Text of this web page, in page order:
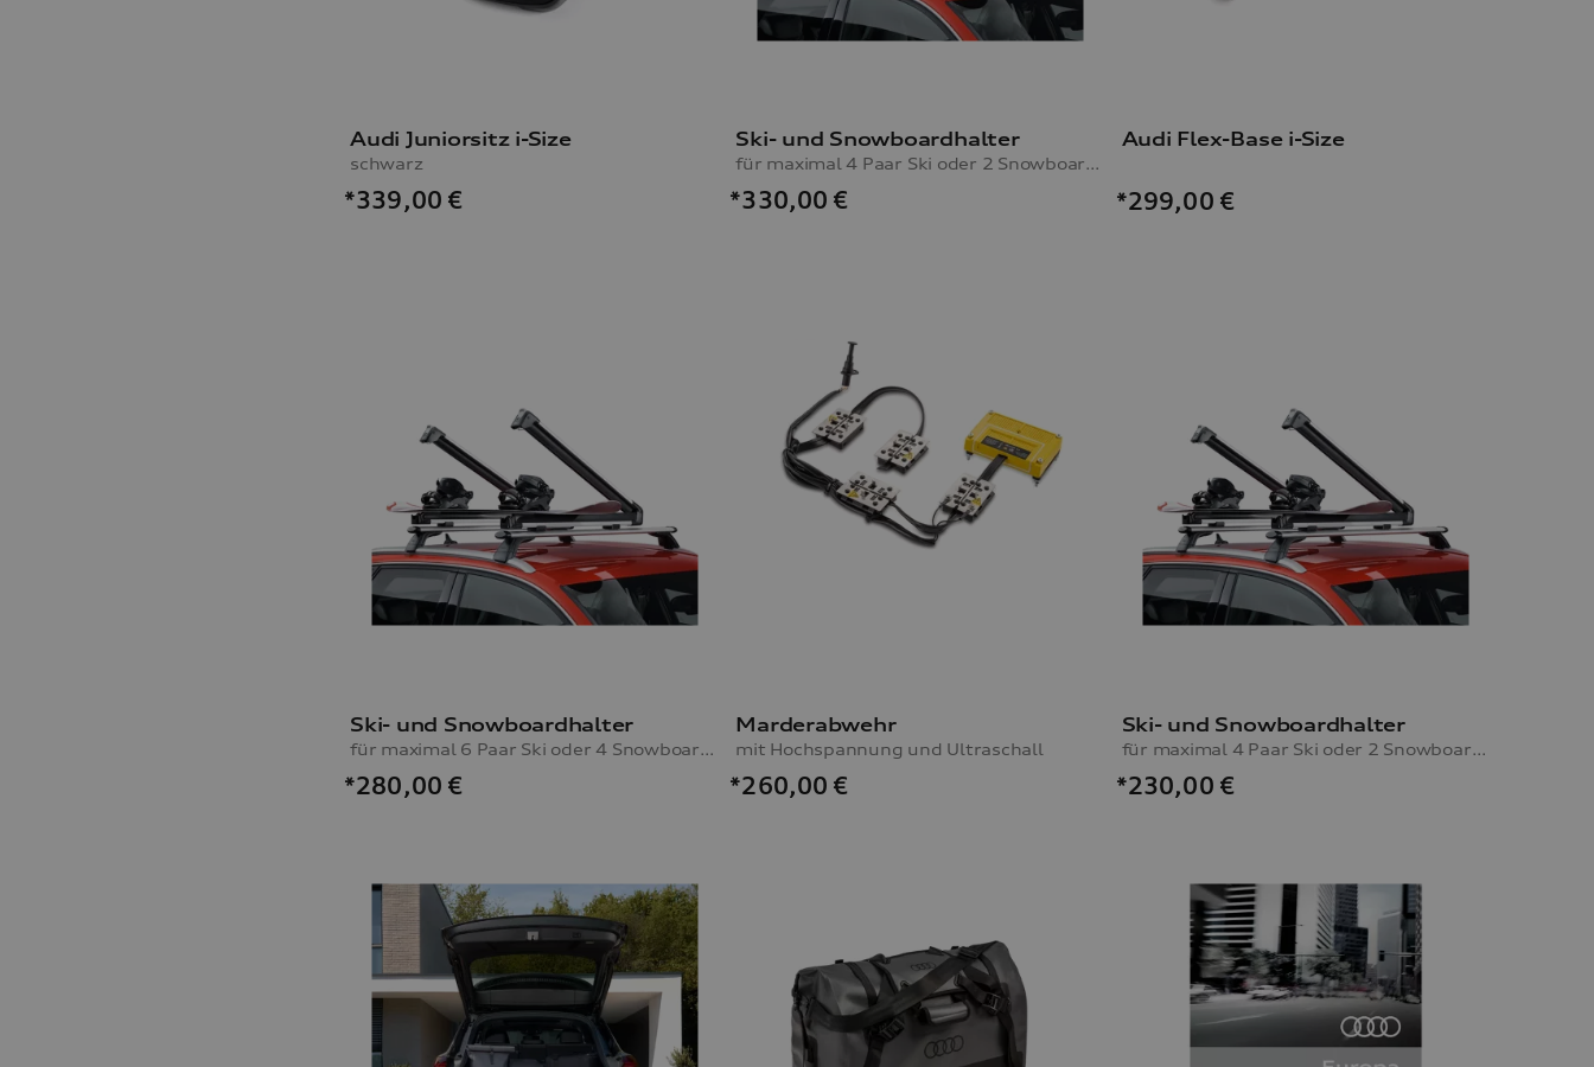
Audi Juniorsitz i-Size
schwarz
*339,00 €
Ski- und Snowboardhalter
für maximal 4 Paar Ski oder 2 Snowboards, mit Ausziehfunktion
*330,00 €
Audi Flex-Base i-Size
*299,00 €
Ski- und Snowboardhalter
für maximal 6 Paar Ski oder 4 Snowboards, ohne Ausziehfunktion
*280,00 €
Marderabwehr
mit Hochspannung und Ultraschall
*260,00 €
Ski- und Snowboardhalter
für maximal 4 Paar Ski oder 2 Snowboards, ohne Ausziehfunktion
*230,00 €